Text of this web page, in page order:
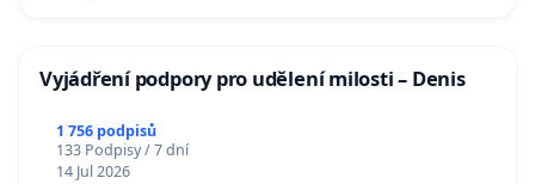
Vyjádření podpory pro udělení milosti – Denis
1 756 podpisů
133 Podpisy / 7 dní
14 Jul 2026